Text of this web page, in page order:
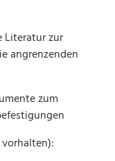
Literatur zur
angrenzenden
zum